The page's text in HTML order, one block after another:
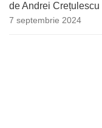
de Andrei Crețulescu
7 septembrie 2024